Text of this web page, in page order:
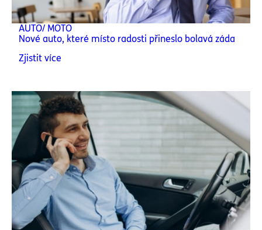
AUTO/ MOTO
Nové auto, které místo radosti přineslo bolavá záda
Zjistit více